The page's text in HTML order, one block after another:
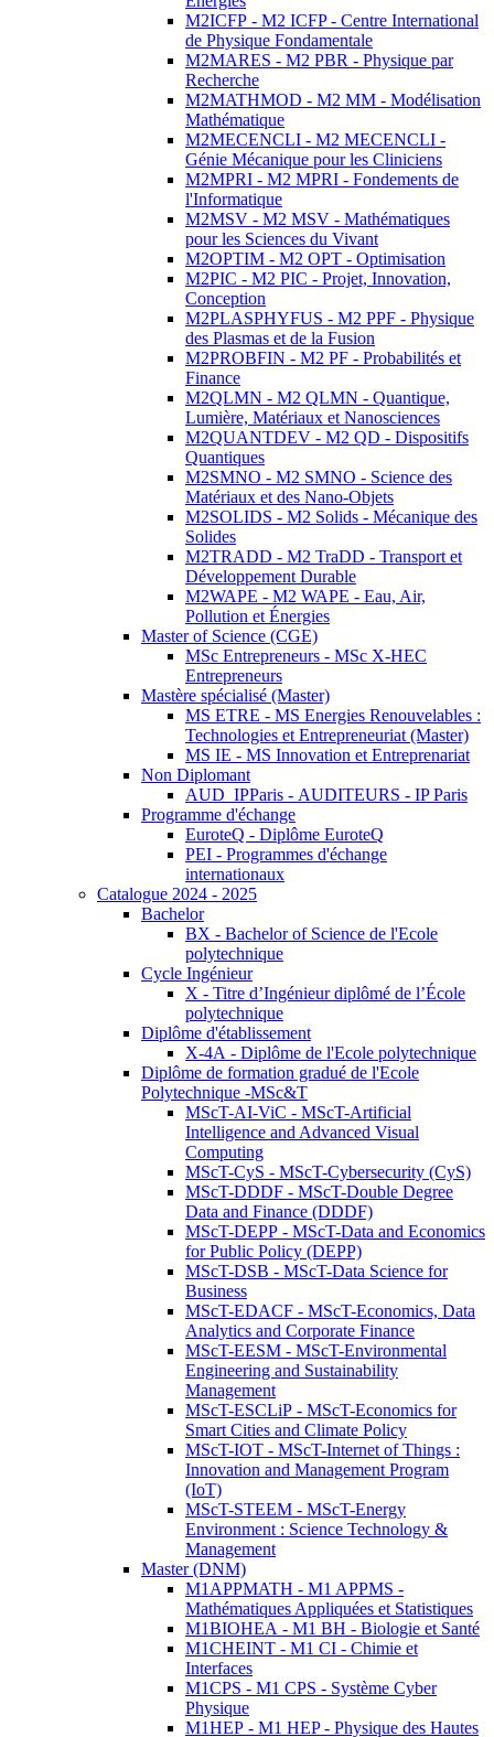
M2ICFP - M2 ICFP - Centre International
de Physique Fondamentale
M2MARES - M2 PBR - Physique par
Recherche
M2MATHMOD - M2 MM - Modélisation
Mathématique
M2MECENCLI - M2 MECENCLI -
Génie Mécanique pour les Cliniciens
M2MPRI - M2 MPRI - Fondements de
l'Informatique
M2MSV - M2 MSV - Mathématiques
pour les Sciences du Vivant
M2OPTIM - M2 OPT - Optimisation
M2PIC - M2 PIC - Projet, Innovation,
Conception
M2PLASPHYFUS - M2 PPF - Physique
des Plasmas et de la Fusion
M2PROBFIN - M2 PF - Probabilités et
Finance
M2QLMN - M2 QLMN - Quantique,
Lumière, Matériaux et Nanosciences
M2QUANTDEV - M2 QD - Dispositifs
Quantiques
M2SMNO - M2 SMNO - Science des
Matériaux et des Nano-Objets
M2SOLIDS - M2 Solids - Mécanique des
Solides
M2TRADD - M2 TraDD - Transport et
Développement Durable
M2WAPE - M2 WAPE - Eau, Air,
Pollution et Énergies
Master of Science (CGE)
MSc Entrepreneurs - MSc X-HEC
Entrepreneurs
Mastère spécialisé (Master)
MS ETRE - MS Energies Renouvelables :
Technologies et Entrepreneuriat (Master)
MS IE - MS Innovation et Entreprenariat
Non Diplomant
AUD_IPParis - AUDITEURS - IP Paris
Programme d'échange
EuroteQ - Diplôme EuroteQ
PEI - Programmes d'échange
internationaux
Catalogue 2024 - 2025
Bachelor
BX - Bachelor of Science de l'Ecole
polytechnique
Cycle Ingénieur
X - Titre d’Ingénieur diplômé de l’École
polytechnique
Diplôme d'établissement
X-4A - Diplôme de l'Ecole polytechnique
Diplôme de formation gradué de l'Ecole
Polytechnique -MSc&T
MScT-AI-ViC - MScT-Artificial
Intelligence and Advanced Visual
Computing
MScT-CyS - MScT-Cybersecurity (CyS)
MScT-DDDF - MScT-Double Degree
Data and Finance (DDDF)
MScT-DEPP - MScT-Data and Economics
for Public Policy (DEPP)
MScT-DSB - MScT-Data Science for
Business
MScT-EDACF - MScT-Economics, Data
Analytics and Corporate Finance
MScT-EESM - MScT-Environmental
Engineering and Sustainability
Management
MScT-ESCLiP - MScT-Economics for
Smart Cities and Climate Policy
MScT-IOT - MScT-Internet of Things :
Innovation and Management Program
(IoT)
MScT-STEEM - MScT-Energy
Environment : Science Technology &
Management
Master (DNM)
M1APPMATH - M1 APPMS -
Mathématiques Appliquées et Statistiques
M1BIOHEA - M1 BH - Biologie et Santé
M1CHEINT - M1 CI - Chimie et
Interfaces
M1CPS - M1 CPS - Système Cyber
Physique
M1HEP - M1 HEP - Physique des Hautes